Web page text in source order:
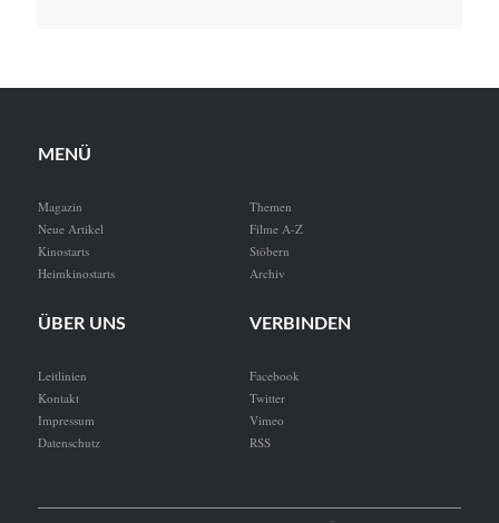
MENÜ
Magazin
Neue Artikel
Kinostarts
Heimkinostarts
Themen
Filme A-Z
Stöbern
Archiv
ÜBER UNS
Leitlinien
Kontakt
Impressum
Datenschutz
VERBINDEN
Facebook
Twitter
Vimeo
RSS